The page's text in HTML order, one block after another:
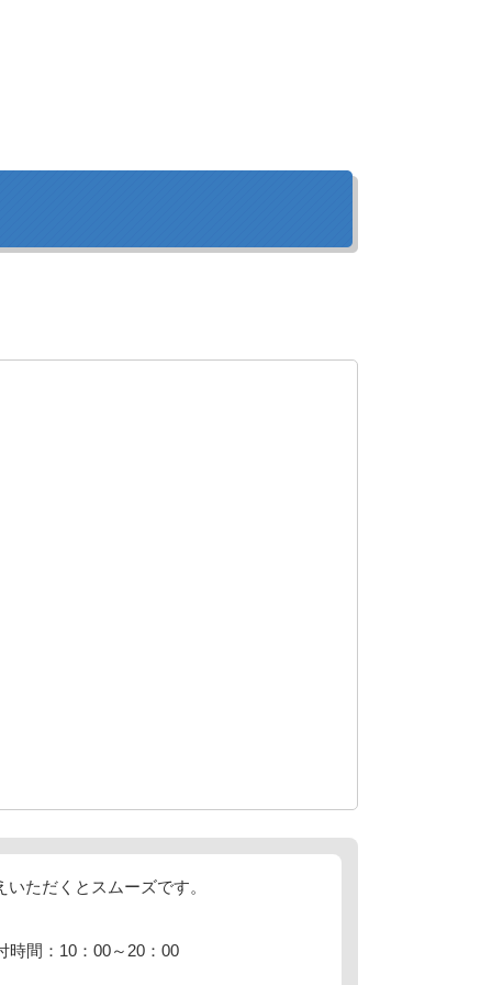
ただくとスムーズです。
時間：10：00～20：00